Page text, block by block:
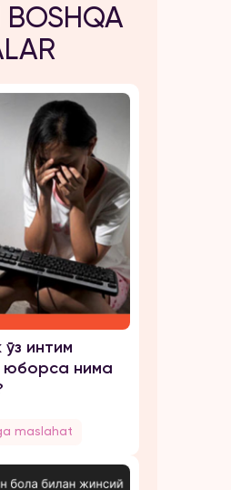
BOSHQA
интим
юборса нима
maslahat